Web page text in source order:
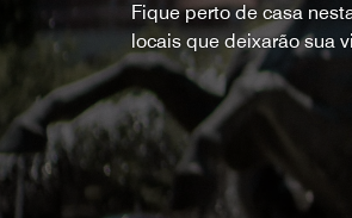
Fique perto de casa
locais que deixarão sua